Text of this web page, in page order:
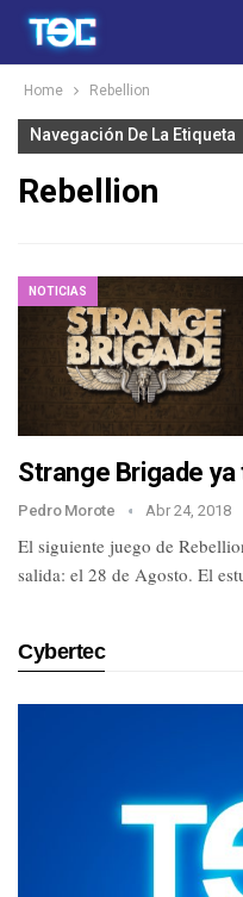
Home Rebellion
Navegación De La Etiqueta
Rebellion
NOTICIAS
Strange Brigade
Pedro Morote Abr 24, 2018
El siguiente juego de
salida: el 28 de Agosto. El
Cybertec